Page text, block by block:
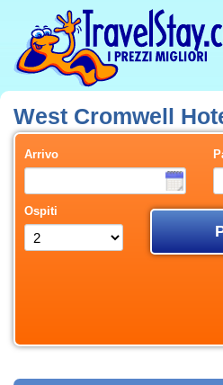
West Cromwell
Arrivo
Ospiti